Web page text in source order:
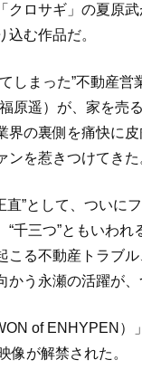
クロサギ」の夏原
む作品だ。
しまった”不動産
原遥）が、家を
界の裏側を痛快に
を惹きつけてきた
直”として、ついに
千三つ”ともいわ
こる不動産トラブ
う永瀬の活躍が
of ENHYPEN
像が解禁された。